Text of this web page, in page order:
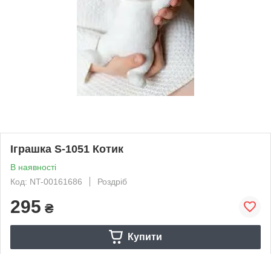
Іграшка S-1051 Котик
В наявності
Код: NT-00161686
Роздріб
295 ₴
Купити